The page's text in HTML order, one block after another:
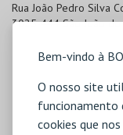
Bem-vindo à
O nosso site
funcionamento
cookies que
Rua João Pedro Silva
3025-444 São João do